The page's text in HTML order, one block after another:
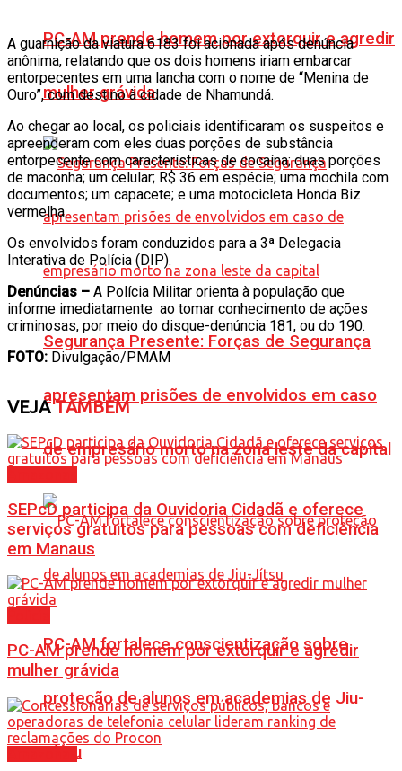
PC-AM prende homem por extorquir e agredir
mulher grávida
Segurança Presente: Forças de Segurança
apresentam prisões de envolvidos em caso
de empresário morto na zona leste da capital
PC-AM fortalece conscientização sobre
proteção de alunos em academias de Jiu-
Jítsu
A guarnição da viatura 6183 foi acionada após denúncia
anônima, relatando que os dois homens iriam embarcar
entorpecentes em uma lancha com o nome de “Menina de
Ouro”, com destino à cidade de Nhamundá.
Ao chegar ao local, os policiais identificaram os suspeitos e
apreenderam com eles duas porções de substância
entorpecente com características de cocaína; duas porções
de maconha; um celular; R$ 36 em espécie; uma mochila com
documentos; um capacete; e uma motocicleta Honda Biz
vermelha.
Os envolvidos foram conduzidos para a 3ª Delegacia
Interativa de Polícia (DIP).
Denúncias – A Polícia Militar orienta à população que
informe imediatamente ao tomar conhecimento de ações
criminosas, por meio do disque-denúncia 181, ou do 190.
FOTO: Divulgação/PMAM
VEJATAMBÉM
SEPcD participa da Ouvidoria Cidadã e oferece
serviços gratuitos para pessoas com deficiência
em Manaus
PC-AM prende homem por extorquir e agredir
mulher grávida